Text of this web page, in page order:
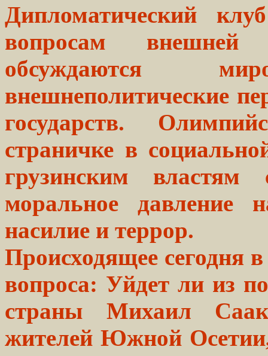
Дипломатический
вопросам
обсуждаются
внешнеполитические
государств.
страничке в
грузинским властям
моральное давление
насилие и террор.
Происходящее сегодня
вопроса: Уйдет ли из
страны Михаил
жителей Южной